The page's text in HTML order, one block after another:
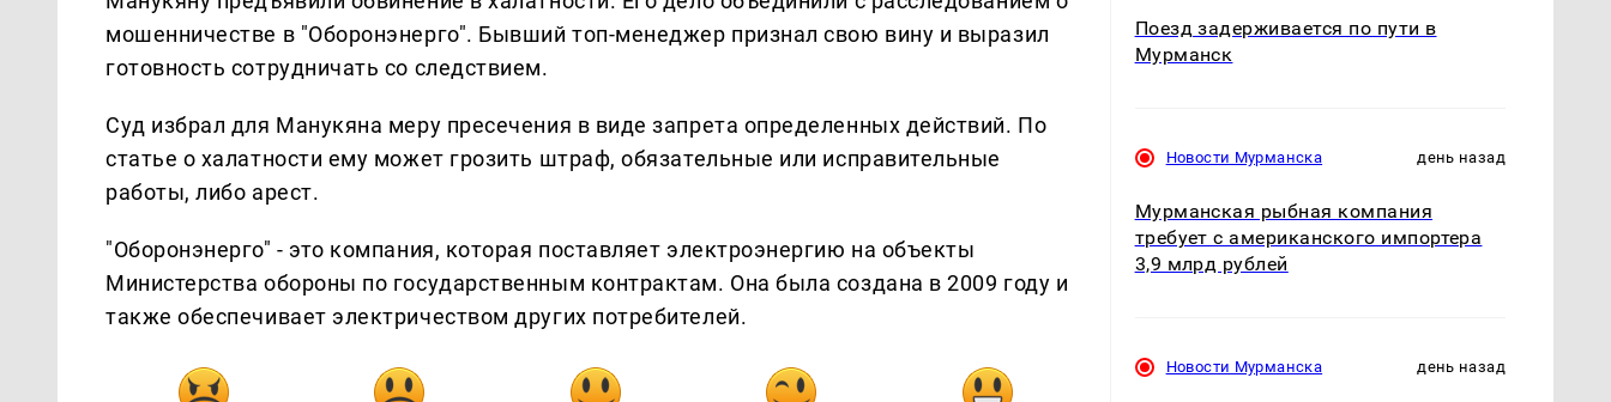
мошенничестве в "Оборонэнерго". Бывший топ-менеджер признал свою вину и выразил
готовность сотрудничать со следствием.
Суд избрал для Манукяна меру пресечения в виде запрета определенных действий. По
статье о халатности ему может грозить штраф, обязательные или исправительные
работы, либо арест.
"Оборонэнерго" - это компания, которая поставляет электроэнергию на объекты
Министерства обороны по государственным контрактам. Она была создана в 2009 году и
также обеспечивает электричеством других потребителей.
Поезд задерживается по пути в
Мурманск
Новости Мурманска день назад
Мурманская рыбная компания
требует с американского импортера
3,9 млрд рублей
Новости Мурманска день назад